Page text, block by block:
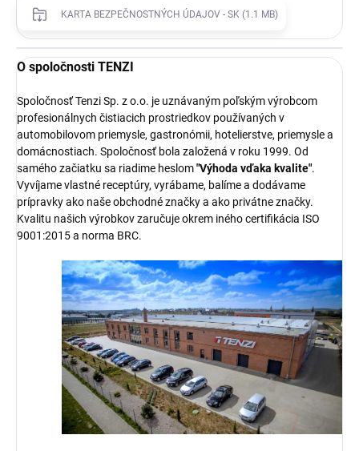
KARTA BEZPEČNOSTNÝCH ÚDAJOV - SK (1.1 MB)
O spoločnosti TENZI
Spoločnosť Tenzi Sp. z o.o. je uznávaným poľským výrobcom
profesionálnych čistiacich prostriedkov používaných v
automobilovom priemysle, gastronómii, hotelierstve, priemysle a
domácnostiach. Spoločnosť bola založená v roku 1999. Od
samého začiatku sa riadime heslom"Výhoda vďaka kvalite".
Vyvíjame vlastné receptúry, vyrábame, balíme a dodávame
prípravky ako naše obchodné značky a ako privátne značky.
Kvalitu našich výrobkov zaručuje okrem iného certifikácia ISO
9001:2015 a norma BRC.